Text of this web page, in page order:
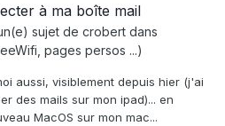
à ma boîte mail
sujet de crobert dans
pages persos ...)
aussi, visiblement depuis hier (j'ai
des mails sur mon ipad)... en
MacOS sur mon mac...